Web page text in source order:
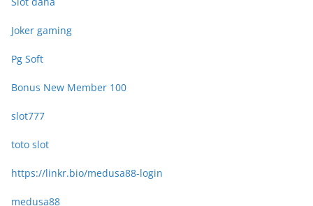
Joker gaming
Pg Soft
Bonus New Member 100
slot777
toto slot
https://linkr.bio/medusa88-login
medusa88